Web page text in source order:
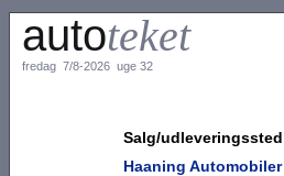
autoteket
fredag 7/8-2026 uge 32
Salg/
Haaning Automobiler